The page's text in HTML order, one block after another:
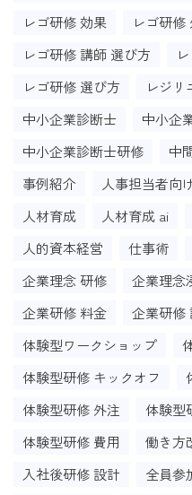
レゴ研修 効果
レゴ研修
レゴ研修 講師 選び方
レゴ研修 選び方
レジリ
中小企業診断士
中小企
中小企業診断士研修
中
事例紹介
人事担当者向
人材育成
人材育成 ai
人的資本経営
仕事術
企業理念 研修
企業理念
企業研修 料金
企業研修
体験型ワークショップ
体験型研修 キックオフ
体験型研修 外注
体験型
体験型研修 費用
働き方
入社後研修 設計
全員参